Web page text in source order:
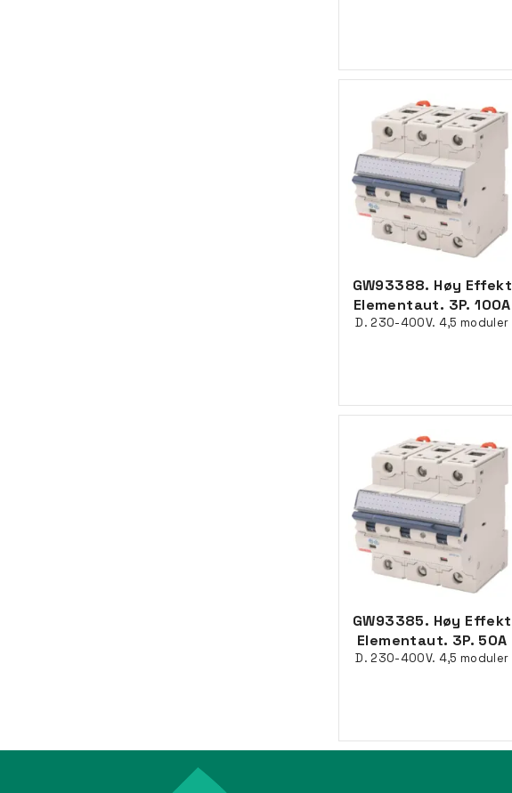
GW93388. Høy Effekt
Elementaut. 3P. 100A
D. 230-400V. 4,5 moduler
GW93385. Høy Effekt
Elementaut. 3P. 50A
D. 230-400V. 4,5 moduler